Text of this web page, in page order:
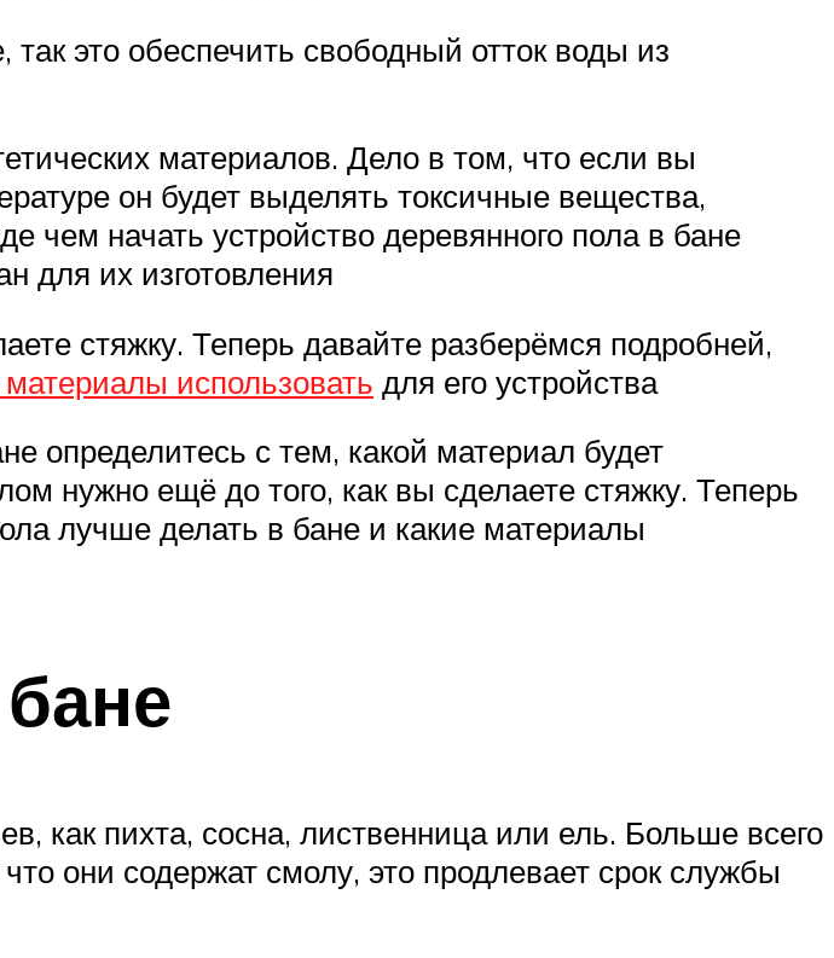
это обеспечить свободный отток воды из
материалов. Дело в том, что если вы
он будет выделять токсичные вещества,
чем начать устройство деревянного пола в бане
для их изготовления
стяжку. Теперь давайте разберёмся подробней,
материалы использовать для его устройства
определитесь с тем, какой материал будет
нужно ещё до того, как вы сделаете стяжку. Теперь
лучше делать в бане и какие материалы
как пихта, сосна, лиственница или ель. Больше всего
они содержат смолу, это продлевает срок службы